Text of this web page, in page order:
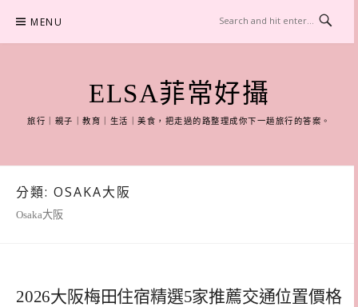
content
MENU
ELSA菲常好攝
旅行｜親子｜教育｜生活｜美食，把走過的路整理成你下一趟旅行的答案。
分類: OSAKA大阪
Osaka大阪
2026大阪梅田住宿精選5家推薦交通位置價格